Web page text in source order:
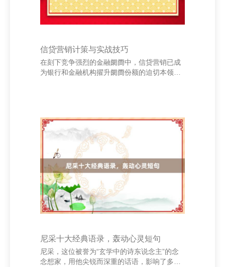
信贷营销计策与实战技巧
在刻下竞争强烈的金融阛阓中，信贷营销已成
为银行和金融机构擢升阛阓份额的迫切本领。
个性化的信贷家具决策。举例，针对年青群体
推出低门槛、高活泼性的信用贷款，或为中小
企业提供定制化融资工作。 其次，优化家具组
合与订价计策。把柄客户需求，筹算万般化的
信贷家具，并长入利率、还款格式等活泼调
理，以餍足不同客户的资金需求。同期，合理
订价既能保险利润
尼采十大经典语录，轰动心灵短句
尼采，这位被誉为“玄学中的诗东说念主”的念
念想家，用他尖锐而深重的话语，影响了多数